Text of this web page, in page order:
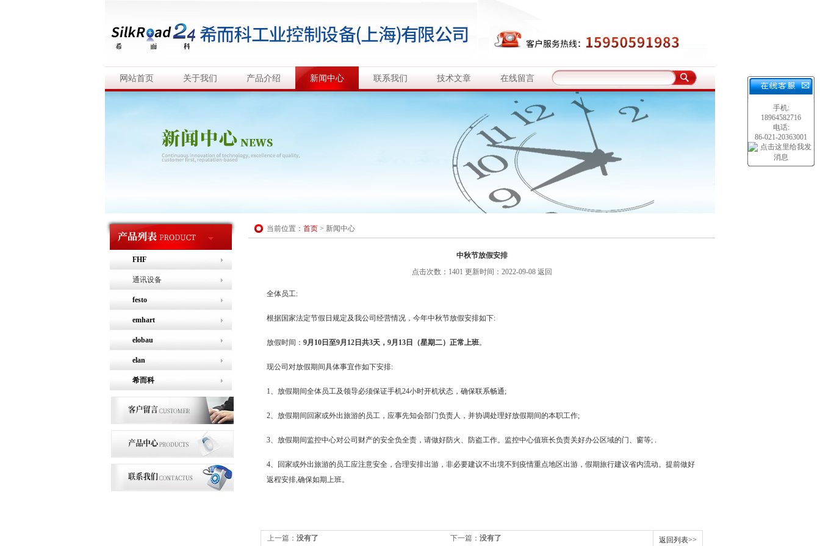
网站首页 关于我们 产品介绍 新闻中心 联系我们 技术文章 在线留言
FHF
通讯设备
festo
emhart
elobau
elan
希而科
当前位置： 首页 > 新闻中心
中秋节放假安排
点击次数：1401 更新时间：2022-09-08 返回
全体员工:
根据国家法定节假日规定及我公司经营情况，今年中秋节放假安排如下:
放假时间： 9月10日至9月12日共3天，9月13日（星期二）正常上班。
现公司对放假期间具体事宜作如下安排:
1、放假期间全体员工及领导必须保证手机24小时开机状态，确保联系畅通;
2、放假期间回家或外出旅游的员工，应事先知会部门负责人，并协调处理好放假期间的本职工作;
3、放假期间监控中心对公司财产的安全负全责，请做好防火、防盗工作。监控中心值班长负责关好办公区域的门、窗等; .
4、回家或外出旅游的员工应注意安全，合理安排出游，非必要建议不出境不到疫情重点地区出游，假期旅行建议省内流动。提前做好
返程安排,确保如期上班。
上一篇： 没有了 下一篇： 没有了 返回列表>>
手机:
18964582716
电话:
86-021-20363001